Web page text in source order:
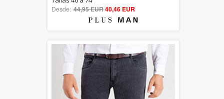
out of 5
Desde: 44,95 EUR40,46 EUR